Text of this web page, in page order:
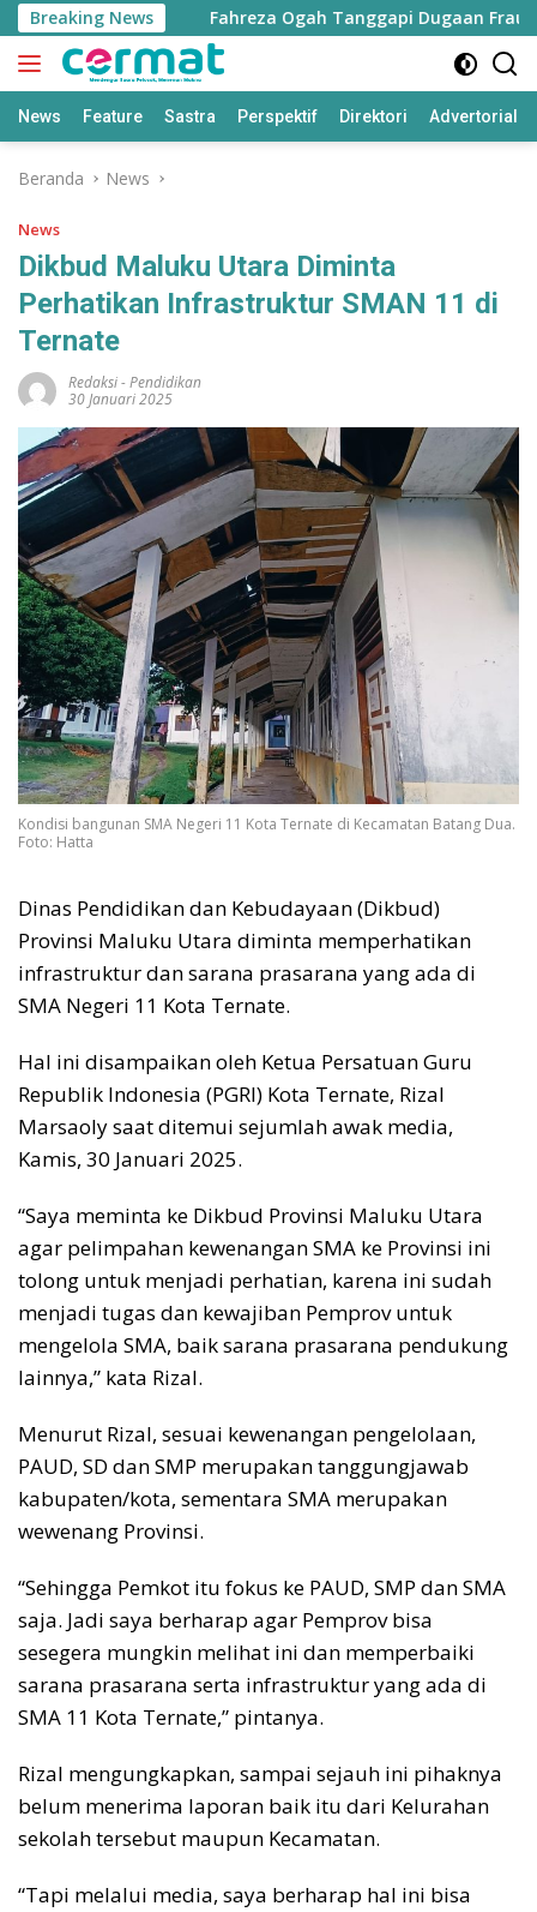
Langsung
ke
konten
Breaking News Fahreza Ogah Tanggapi Dugaan Fraud
News Feature Sastra Perspektif Direktori Advertorial
Beranda News
News
Dikbud Maluku Utara Diminta
Perhatikan Infrastruktur SMAN 11 di
Ternate
Redaksi-Pendidikan
30 Januari 2025
Kondisi bangunan SMA Negeri 11 Kota Ternate di Kecamatan Batang Dua.
Foto: Hatta
Dinas Pendidikan dan Kebudayaan (Dikbud)
Provinsi Maluku Utara diminta memperhatikan
infrastruktur dan sarana prasarana yang ada di
SMA Negeri 11 Kota Ternate.
Hal ini disampaikan oleh Ketua Persatuan Guru
Republik Indonesia (PGRI) Kota Ternate, Rizal
Marsaoly saat ditemui sejumlah awak media,
Kamis, 30 Januari 2025.
“Saya meminta ke Dikbud Provinsi Maluku Utara
agar pelimpahan kewenangan SMA ke Provinsi ini
tolong untuk menjadi perhatian, karena ini sudah
menjadi tugas dan kewajiban Pemprov untuk
mengelola SMA, baik sarana prasarana pendukung
lainnya,” kata Rizal.
Menurut Rizal, sesuai kewenangan pengelolaan,
PAUD, SD dan SMP merupakan tanggungjawab
kabupaten/kota, sementara SMA merupakan
wewenang Provinsi.
“Sehingga Pemkot itu fokus ke PAUD, SMP dan SMA
saja. Jadi saya berharap agar Pemprov bisa
sesegera mungkin melihat ini dan memperbaiki
sarana prasarana serta infrastruktur yang ada di
SMA 11 Kota Ternate,” pintanya.
Rizal mengungkapkan, sampai sejauh ini pihaknya
belum menerima laporan baik itu dari Kelurahan
sekolah tersebut maupun Kecamatan.
“Tapi melalui media, saya berharap hal ini bisa